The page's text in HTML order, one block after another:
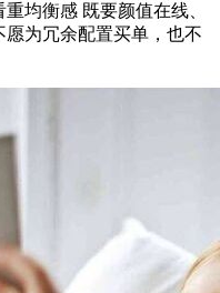
均衡感 既要颜值在线、
为冗余配置买单，也不